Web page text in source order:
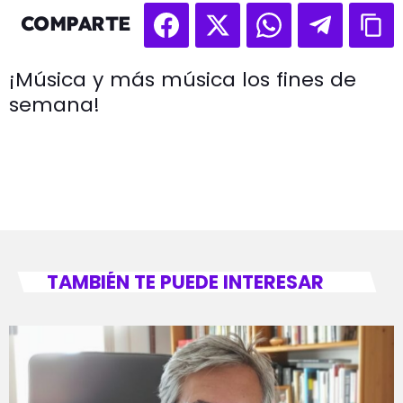
COMPARTE
¡Música y más música los fines de
semana!
TAMBIÉN TE PUEDE INTERESAR